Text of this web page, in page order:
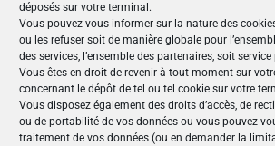
déposés sur votre terminal.
Vous pouvez vous informer sur la nature des
ou les refuser soit de manière globale pour
des services, l’ensemble des partenaires, soit service
Vous êtes en droit de revenir à tout moment sur
concernant le dépôt de tel ou tel cookie sur votre
Vous disposez également des droits d’accès, de
ou de portabilité de vos données ou vous pouvez
traitement de vos données (ou en demander la
Rejoignez-nous
Nos Publications
Articles (69)